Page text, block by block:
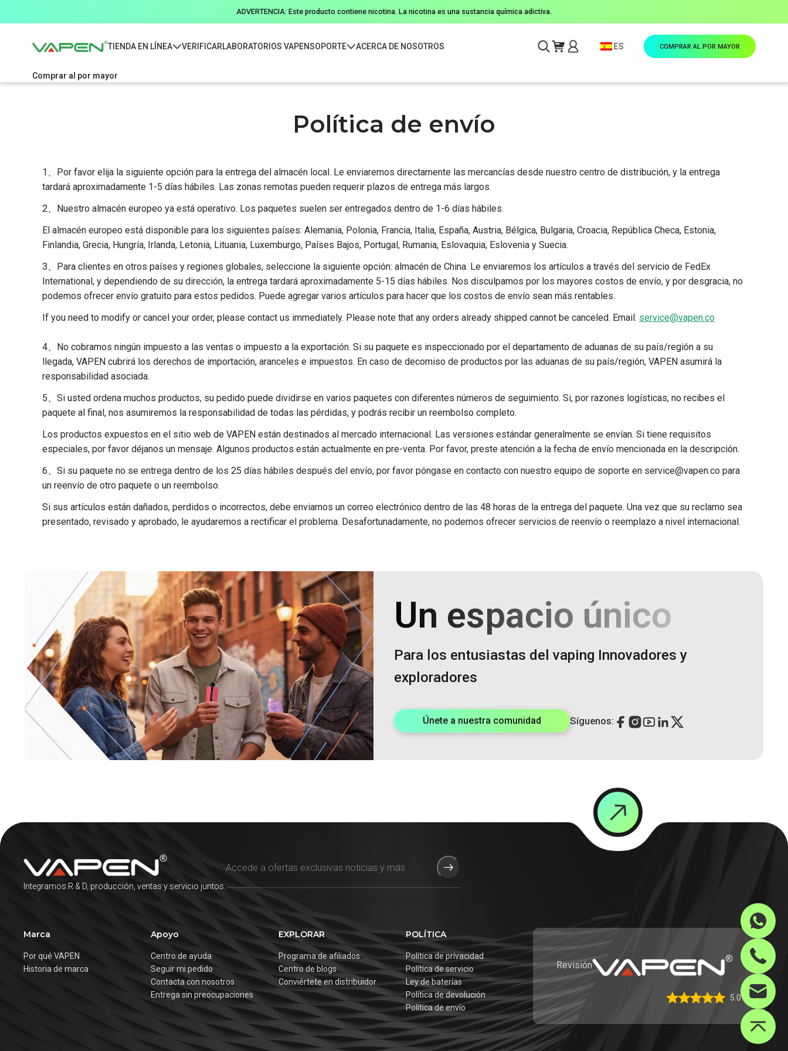
ADVERTENCIA: Este producto contiene nicotina. La nicotina es una sustancia química adictiva.
TIENDA EN LÍNEA VERIFICARLABORATORIOS VAPENSOPORTE ACERCA DE NOSOTROS ES COMPRAR AL POR MAYOR
Comprar al por mayor
Política de envío
1、Por favor elija la siguiente opción para la entrega del almacén local. Le enviaremos directamente las mercancías desde nuestro centro de distribución, y la entrega
tardará aproximadamente 1-5 días hábiles. Las zonas remotas pueden requerir plazos de entrega más largos.
2、Nuestro almacén europeo ya está operativo. Los paquetes suelen ser entregados dentro de 1-6 días hábiles.
El almacén europeo está disponible para los siguientes países: Alemania, Polonia, Francia, Italia, España, Austria, Bélgica, Bulgaria, Croacia, República Checa, Estonia,
Finlandia, Grecia, Hungría, Irlanda, Letonia, Lituania, Luxemburgo, Países Bajos, Portugal, Rumania, Eslovaquia, Eslovenia y Suecia.
3、Para clientes en otros países y regiones globales, seleccione la siguiente opción: almacén de China. Le enviaremos los artículos a través del servicio de FedEx
International, y dependiendo de su dirección, la entrega tardará aproximadamente 5-15 días hábiles. Nos disculpamos por los mayores costos de envío, y por desgracia, no
podemos ofrecer envío gratuito para estos pedidos. Puede agregar varios artículos para hacer que los costos de envío sean más rentables.
If you need to modify or cancel your order, please contact us immediately. Please note that any orders already shipped cannot be canceled. Email: service@vapen.co
4、No cobramos ningún impuesto a las ventas o impuesto a la exportación. Si su paquete es inspeccionado por el departamento de aduanas de su país/región a su
llegada, VAPEN cubrirá los derechos de importación, aranceles e impuestos. En caso de decomiso de productos por las aduanas de su país/región, VAPEN asumirá la
responsabilidad asociada.
5、Si usted ordena muchos productos, su pedido puede dividirse en varios paquetes con diferentes números de seguimiento. Si, por razones logísticas, no recibes el
paquete al final, nos asumiremos la responsabilidad de todas las pérdidas, y podrás recibir un reembolso completo.
Los productos expuestos en el sitio web de VAPEN están destinados al mercado internacional. Las versiones estándar generalmente se envían. Si tiene requisitos
especiales, por favor déjanos un mensaje. Algunos productos están actualmente en pre-venta. Por favor, preste atención a la fecha de envío mencionada en la descripción.
6、Si su paquete no se entrega dentro de los 25 días hábiles después del envío, por favor póngase en contacto con nuestro equipo de soporte en service@vapen.co para
un reenvío de otro paquete o un reembolso.
Si sus artículos están dañados, perdidos o incorrectos, debe enviarnos un correo electrónico dentro de las 48 horas de la entrega del paquete. Una vez que su reclamo sea
presentado, revisado y aprobado, le ayudaremos a rectificar el problema. Desafortunadamente, no podemos ofrecer servicios de reenvío o reemplazo a nivel internacional.
Un espacio único
Para los entusiastas del vaping Innovadores y
exploradores
Únete a nuestra comunidad Síguenos:
Integramos R & D, producción, ventas y servicio juntos.
Marca
Por qué VAPEN
Historia de marca
Apoyo
Centro de ayuda
Seguir mi pedido
Contacta con nosotros
Entrega sin preocupaciones
EXPLORAR
Programa de afiliados
Centro de blogs
Conviértete en distribuidor
POLÍTICA
Política de privacidad
Política de servicio
Ley de baterías
Política de devolución
Política de envío
Revisión
5.0